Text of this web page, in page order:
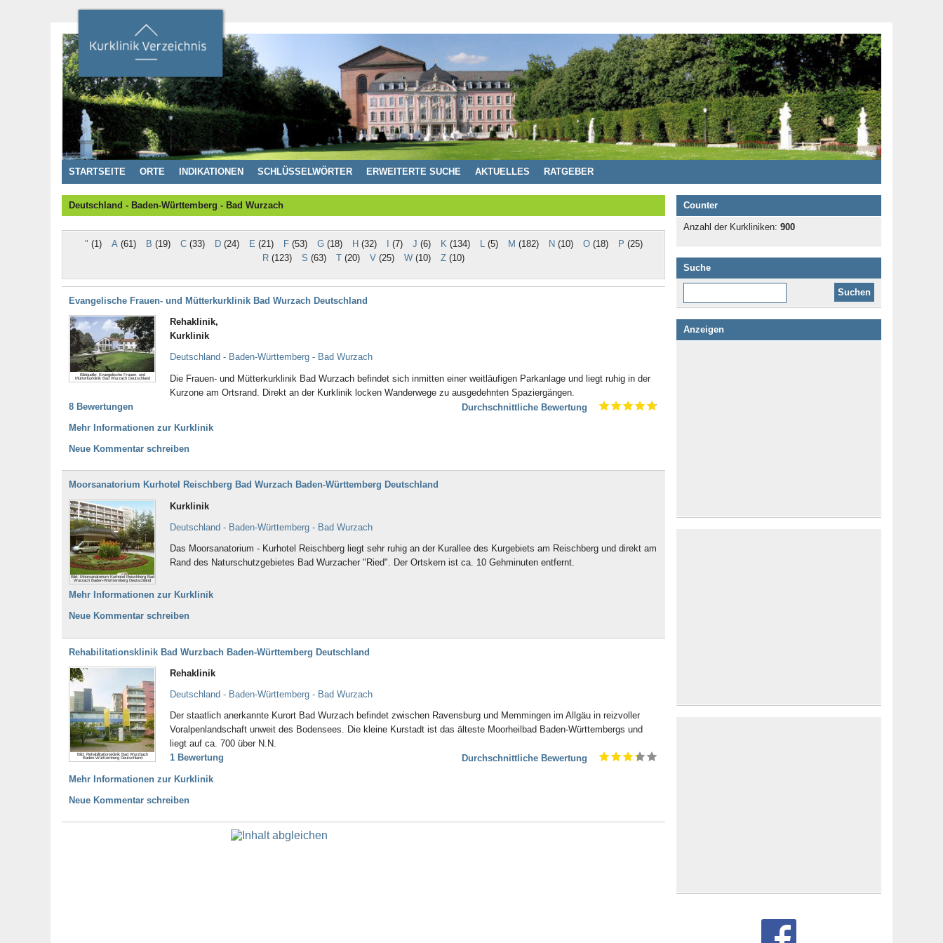
STARTSEITE ORTE INDIKATIONEN SCHLÜSSELWÖRTER ERWEITERTE SUCHE AKTUELLES RATGEBER
Deutschland - Baden-Württemberg - Bad Wurzach
" (1) A(61) B (19) C(33) D(24) E (21) F(53) G(18) H (32) (7) J (6) K(134) L(5) M (182) N (10) O(18) P (25)
R (123) S (63) T (20) V (25) W (10) Z (10)
Evangelische Frauen- und Mütterkurklinik Bad Wurzach Deutschland
Bildquelle: Evangelische Frauen- und
Mütterkurklinik Bad Wurzach Deutschland
Rehaklinik,
Kurklinik
Deutschland - Baden-Württemberg - Bad Wurzach
Die Frauen- und Mütterkurklinik Bad Wurzach befindet sich inmitten einer weitläufigen Parkanlage und liegt ruhig in der
Kurzone am Ortsrand. Direkt an der Kurklinik locken Wanderwege zu ausgedehnten Spaziergängen.
8 Bewertungen
Durchschnittliche Bewertung
Mehr Informationen zur Kurklinik
Neue Kommentar schreiben
Moorsanatorium Kurhotel Reischberg Bad Wurzach Baden-Württemberg Deutschland
Bild: Moorsanatorium Kurhotel Reischberg Bad
Wurzach Baden-Württemberg Deutschland
Kurklinik
Deutschland - Baden-Württemberg - Bad Wurzach
Das Moorsanatorium - Kurhotel Reischberg liegt sehr ruhig an der Kurallee des Kurgebiets am Reischberg und direkt am
Rand des Naturschutzgebietes Bad Wurzacher "Ried". Der Ortskern ist ca. 10 Gehminuten entfernt.
Mehr Informationen zur Kurklinik
Neue Kommentar schreiben
Rehabilitationsklinik Bad Wurzbach Baden-Württemberg Deutschland
Bild: Rehabilitationsklinik Bad Wurzbach
Baden-Württemberg Deutschland
Rehaklinik
Deutschland - Baden-Württemberg - Bad Wurzach
Der staatlich anerkannte Kurort Bad Wurzach befindet zwischen Ravensburg und Memmingen im Allgäu in reizvoller
Voralpenlandschaft unweit des Bodensees. Die kleine Kurstadt ist das älteste Moorheilbad Baden-Württembergs und
liegt auf ca. 700 über N.N.
1 Bewertung
Durchschnittliche Bewertung
Mehr Informationen zur Kurklinik
Neue Kommentar schreiben
Counter
Anzahl der Kurkliniken: 900
Suche
Anzeigen